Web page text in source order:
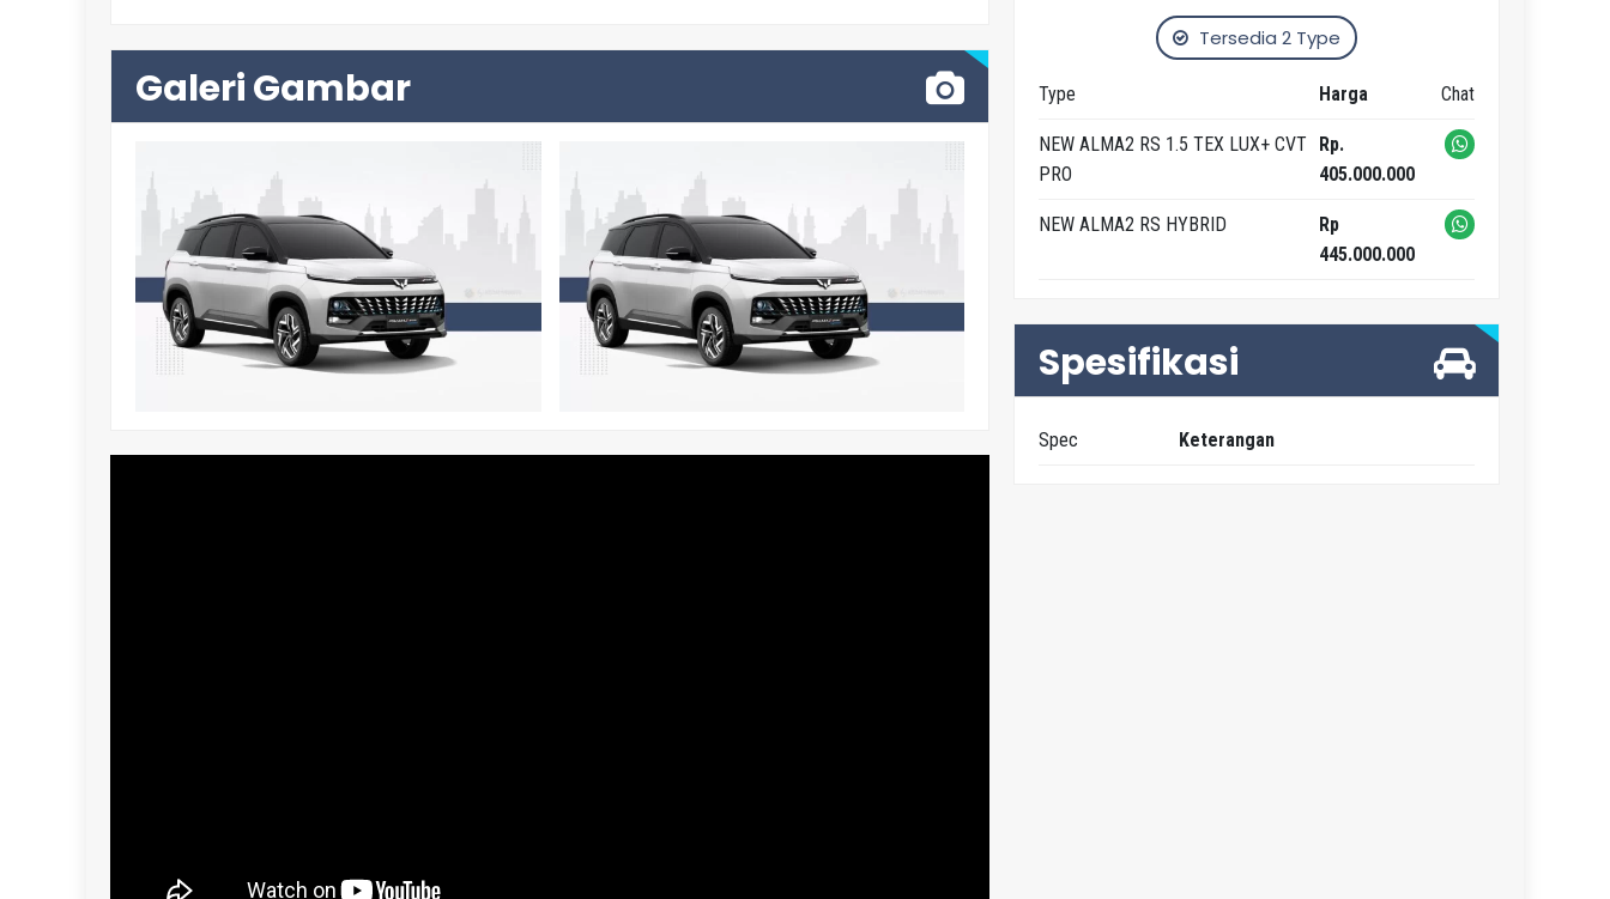
Tersedia 2 Type
Type Harga Chat
NEW ALMA2 RS 1.5 TEX LUX+ CVT
PRO
Rp.
405.000.000
NEW ALMA2 RS HYBRID
Rp
445.000.000
Spesifikasi
Spec Keterangan
Galeri Gambar